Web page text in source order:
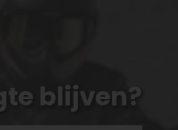
blijven?